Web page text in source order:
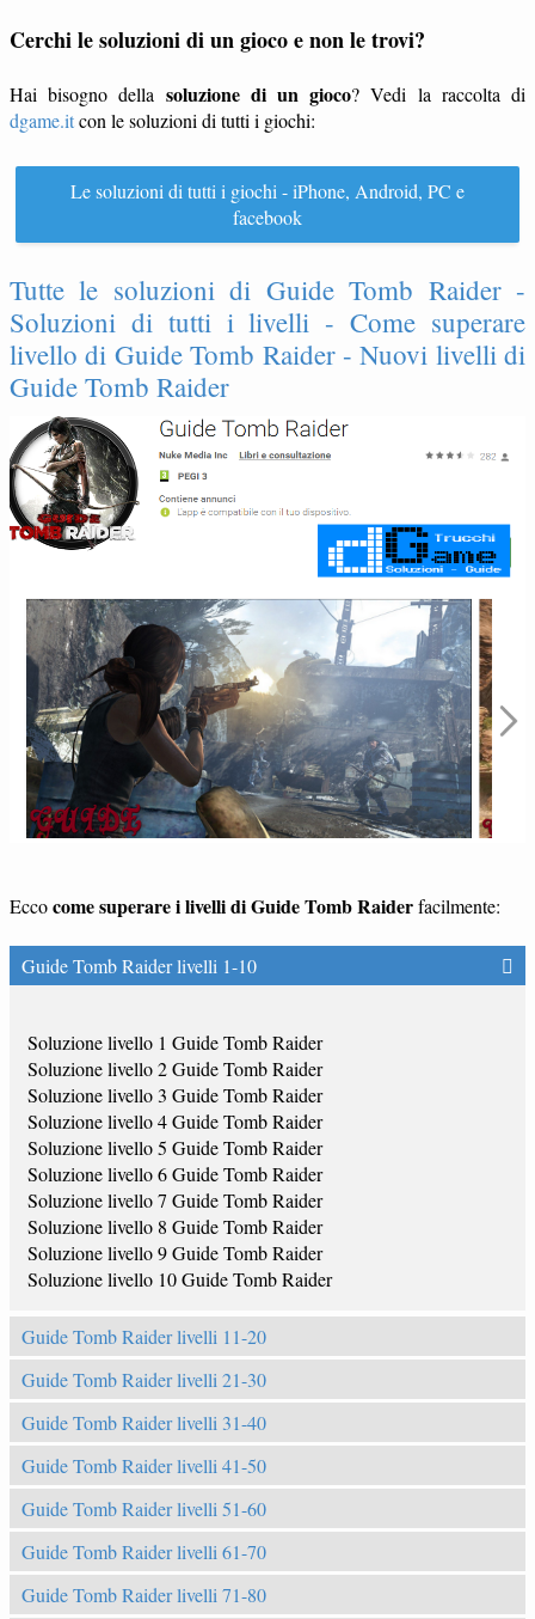
Cerchi le soluzioni di un gioco e non le trovi?
Hai bisogno della soluzione di un gioco? Vedi la raccolta di
dgame.itcon le soluzioni di tutti i giochi:
Le soluzioni di tutti i giochi - iPhone, Android, PC e
facebook
Tutte le soluzioni di Guide Tomb Raider -
Soluzioni di tutti i livelli - Come superare
livello di Guide Tomb Raider - Nuovi livelli di
Guide Tomb Raider
Eccocome superare i livelli di Guide Tomb Raiderfacilmente:
Guide Tomb Raider livelli 1-10
Soluzione livello 1 Guide Tomb Raider
Soluzione livello 2 Guide Tomb Raider
Soluzione livello 3 Guide Tomb Raider
Soluzione livello 4 Guide Tomb Raider
Soluzione livello 5 Guide Tomb Raider
Soluzione livello 6 Guide Tomb Raider
Soluzione livello 7 Guide Tomb Raider
Soluzione livello 8 Guide Tomb Raider
Soluzione livello 9 Guide Tomb Raider
Soluzione livello 10 Guide Tomb Raider
Guide Tomb Raider livelli 11-20
Guide Tomb Raider livelli 21-30
Guide Tomb Raider livelli 31-40
Guide Tomb Raider livelli 41-50
Guide Tomb Raider livelli 51-60
Guide Tomb Raider livelli 61-70
Guide Tomb Raider livelli 71-80